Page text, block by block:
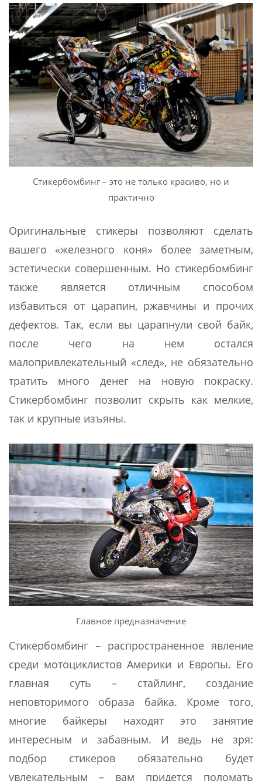
Стикербомбинг – это не только красиво, но и
практично
Оригинальные стикеры позволяют сделать
вашего «железного коня» более заметным,
эстетически совершенным. Но стикербомбинг
также является отличным способом
избавиться от царапин, ржавчины и прочих
дефектов. Так, если вы царапнули свой байк,
после чего на нем остался
малопривлекательный «след», не обязательно
тратить много денег на новую покраску.
Стикербомбинг позволит скрыть как мелкие,
так и крупные изъяны.
Главное предназначение
Стикербомбинг – распространенное явление
среди мотоциклистов Америки и Европы. Его
главная суть – стайлинг, создание
неповторимого образа байка. Кроме того,
многие байкеры находят это занятие
интересным и забавным. И ведь не зря:
подбор стикеров обязательно будет
увлекательным – вам придется поломать